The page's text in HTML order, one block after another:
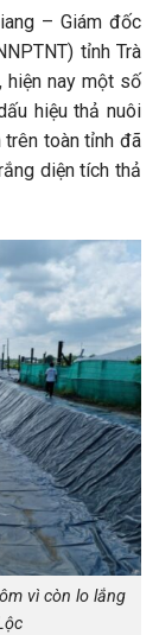
– Giám đốc
tỉnh Trà
hiện nay một số
hiệu thả nuôi
toàn tỉnh đã
diện tích thả
vì còn lo lắng